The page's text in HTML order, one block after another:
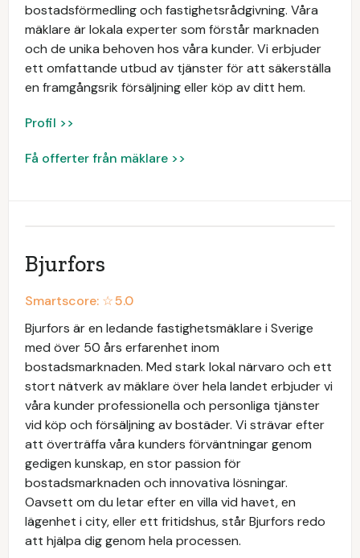
bostadsförmedling och fastighetsrådgivning. Våra
mäklare är lokala experter som förstår marknaden
och de unika behoven hos våra kunder. Vi erbjuder
ett omfattande utbud av tjänster för att säkerställa
en framgångsrik försäljning eller köp av ditt hem.
Profil >>
Få offerter från mäklare >>
Bjurfors
Smartscore: ☆5.0
Bjurfors är en ledande fastighetsmäklare i Sverige
med över 50 års erfarenhet inom
bostadsmarknaden. Med stark lokal närvaro och ett
stort nätverk av mäklare över hela landet erbjuder vi
våra kunder professionella och personliga tjänster
vid köp och försäljning av bostäder. Vi strävar efter
att överträffa våra kunders förväntningar genom
gedigen kunskap, en stor passion för
bostadsmarknaden och innovativa lösningar.
Oavsett om du letar efter en villa vid havet, en
lägenhet i city, eller ett fritidshus, står Bjurfors redo
att hjälpa dig genom hela processen.